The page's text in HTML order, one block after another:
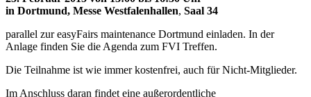
in Dortmund, Messe Westfalenhallen, Saal 34
parallel zur easyFairs maintenance Dortmund einladen. In der
Anlage finden Sie die Agenda zum FVI Treffen.
Die Teilnahme ist wie immer kostenfrei, auch für Nicht-Mitglieder.
Im Anschluss daran findet eine außerordentliche